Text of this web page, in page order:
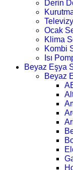
Derin
Ocak
Klima
Kombi
Isı
Beyaz Eşya
Beyaz